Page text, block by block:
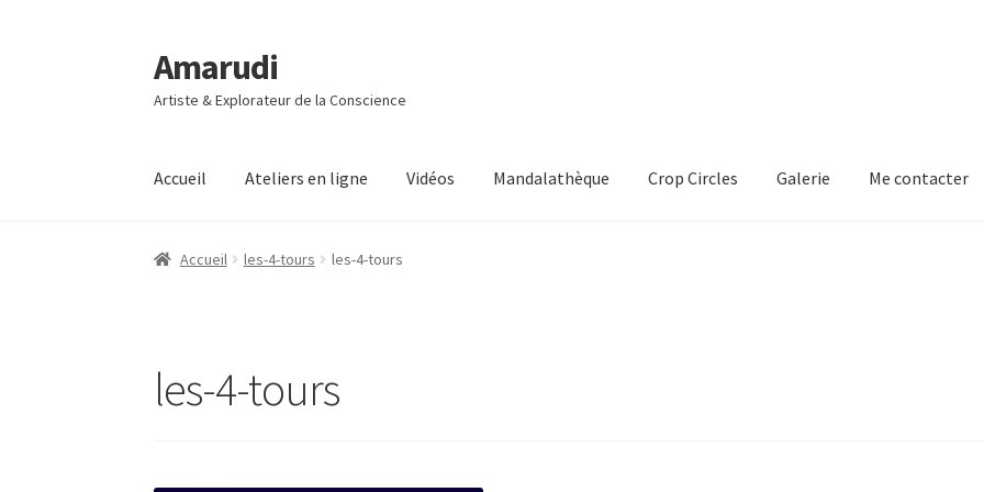
Aller
à
la
Aller
au
contenu
Amarudi
Artiste & Explorateur de la Conscience
Accueil Ateliers en ligne Vidéos Mandalathèque Crop Circles Galerie Me contacter
Accueil Accueil Ateliers en ligne
Accueil les-4-tours les-4-tours
les-4-tours